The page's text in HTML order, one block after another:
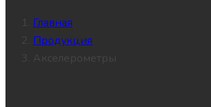
Главная
Продукция
Акселерометры